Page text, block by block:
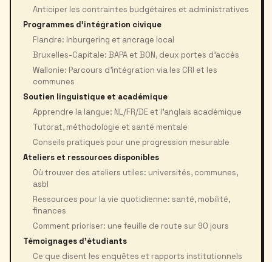
Anticiper les contraintes budgétaires et administratives
Programmes d’intégration civique
Flandre: Inburgering et ancrage local
Bruxelles-Capitale: BAPA et BON, deux portes d’accès
Wallonie: Parcours d’intégration via les CRI et les
communes
Soutien linguistique et académique
Apprendre la langue: NL/FR/DE et l’anglais académique
Tutorat, méthodologie et santé mentale
Conseils pratiques pour une progression mesurable
Ateliers et ressources disponibles
Où trouver des ateliers utiles: universités, communes,
asbl
Ressources pour la vie quotidienne: santé, mobilité,
finances
Comment prioriser: une feuille de route sur 90 jours
Témoignages d’étudiants
Ce que disent les enquêtes et rapports institutionnels